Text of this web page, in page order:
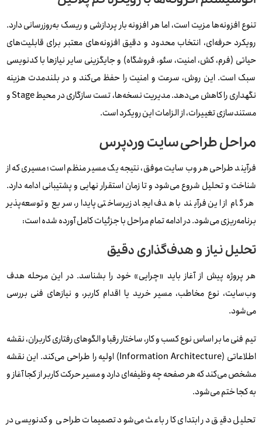
تنوع افزونه‌ها مزیت است، اما هر افزونه بار پردازشی و ریسک به‌روزرسانی دارد.
رویکرد حرفه‌ای، انتخاب محدود و دقیق افزونه‌های معتبر برای قابلیت‌های
حیاتی (فرم، کش، امنیت، سئو، فروشگاه) و جایگزینی سایر نیازها با کدنویسی
سبک است. این روش، سرعت و امنیت را حفظ می‌کند و در بلندمدت هزینه
نگهداری را کاهش می‌دهد. مدیریت نسخه‌ها، تست سازگاری در محیط Stage و
مستندسازی تغییرات، از الزامات این رویکرد است.
مراحل طراحی سایت وردپرس
فرآیند طراحی هر وب‌ سایت موفق، نتیجه یک مسیر منظم است؛ مسیری که از
شناخت و تحلیل شروع می‌شود و تا زمان استقرار نهایی و پشتیبانی ادامه دارد.
هر گام از این فرآیند با هدف ایجاد زیرساختی پایدار، سریع و توسعه‌پذیر
برنامه‌ریزی می‌شود. در ادامه تمام مراحل با جزئیات کامل آورده شده است:
تحلیل نیاز و هدف‌گذاری دقیق
هر پروژه پیش از آغاز باید «چرایی» خود را بشناسد. در این مرحله هدف
وب‌سایت، نوع مخاطب، مسیر خرید یا اقدام کاربر، و نیازهای فنی بررسی
می‌شود.
تیم فنی ما بر اساس نوع کسب‌ و کار، ساختار رقبا و الگوهای رفتاری کاربران، نقشه
اطلاعاتی (Information Architecture) اولیه را طراحی می‌کند. این نقشه
مشخص می‌کند که هر صفحه چه وظیفه‌ای دارد و مسیر حرکت کاربر از کجا آغاز و
به کجا ختم می‌شود.
تحلیل دقیق در ابتدای کار باعث می‌شود تصمیمات طراحی و کدنویسی در